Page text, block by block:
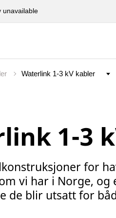
unavailable
1-3
for
vi har i Norge, og
de blir utsatt for